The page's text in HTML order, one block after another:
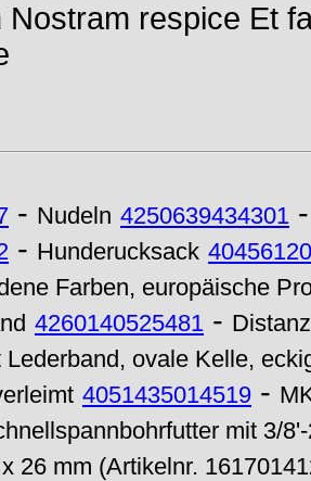
Nostram respice Et
- Nudeln 4250639434301
- Hunderucksack
Farben, europäische
4260140525481 -
ovale Kelle,
4051435014519 -
mit 3/
26 mm (Artikelnr.